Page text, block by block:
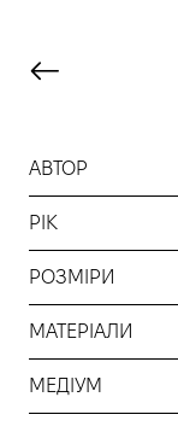
АВТОР
РІК
РОЗМІРИ
МАТЕРІАЛИ
МЕДІУМ